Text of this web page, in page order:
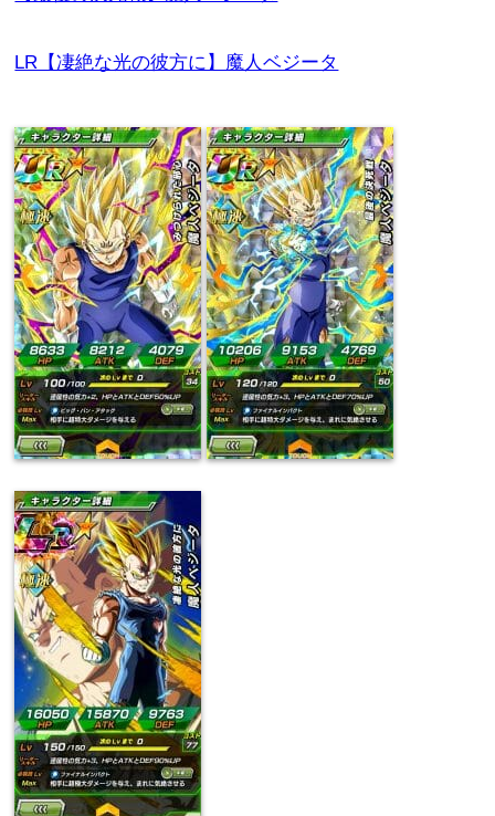
LR【凄絶な光の彼方に】魔人ベジータ